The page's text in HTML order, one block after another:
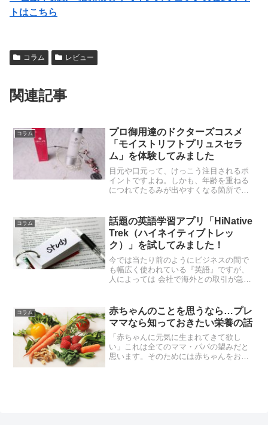
トはこちら
コラム レビュー
関連記事
コラム
プロ御用達のドクターズコスメ
「モイストリフトプリュスセラ
ム」を体験してみました
目元や口元って、けっこう注目されるポ
イントですよね。しかも、年齢を重ねる
につれてたるみが出やすくなる箇所でも
かなか難しいもの。そこでオススメなの
が、ドクターソワの【モイ...
コラム
話題の英語学習アプリ「HiNative
Trek（ハイネイティブトレッ
ク）」を試してみました！
今では当たり前のようにビジネスの間で
も幅広く使われている『英語』ですが、
人によっては 会社で海外との取引が急に
りませんか？そんな時に少しでも早く英
語を覚えて、スムーズ...
コラム
赤ちゃんのことを思うなら…プレ
ママなら知っておきたい栄養の話
「赤ちゃんに元気に生まれてきて欲し
い」これは全てのママ・パパの望みだと
思います。そのためには赤ちゃんをお腹